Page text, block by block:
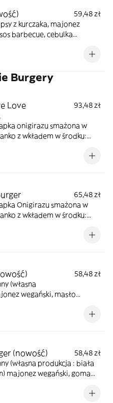
59,48 zł
z kurczaka, majonez
barbecue, cebulka
Burgery
Love
93,48 zł
onigirazu smażona w
z wkładem w środku:
65,48 zł
Onigirazu smażona w
z wkładem w środku:
58,48 zł
(własna
wegański, masło
(nowość)
58,48 zł
(własna produkcja : biała
majonez wegański, goma